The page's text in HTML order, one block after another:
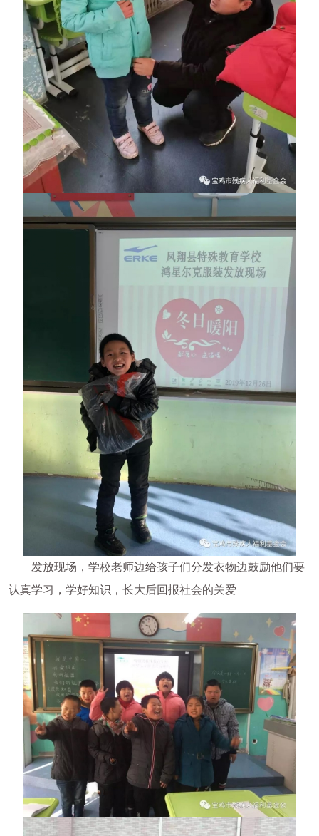
发放现场，学校老师边给孩子们分发衣物边鼓励他们要
认真学习，学好知识，长大后回报社会的关爱